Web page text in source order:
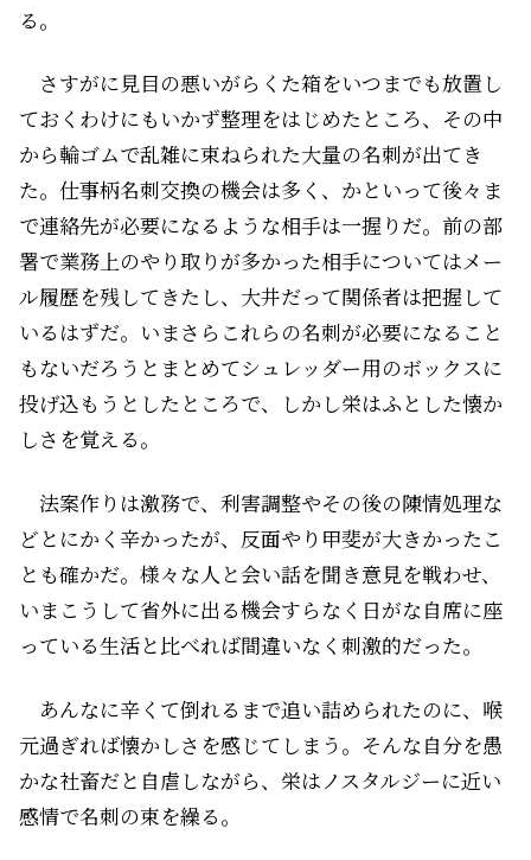
る。
さすがに見目の悪いがらくた箱をいつまでも放置し
ておくわけにもいかず整理をはじめたところ、その中
から輪ゴムで乱雑に束ねられた大量の名刺が出てき
た。仕事柄名刺交換の機会は多く、かといって後々ま
で連絡先が必要になるような相手は一握りだ。前の部
署で業務上のやり取りが多かった相手についてはメー
ル履歴を残してきたし、大井だって関係者は把握して
いるはずだ。いまさらこれらの名刺が必要になること
もないだろうとまとめてシュレッダー用のボックスに
投げ込もうとしたところで、しかし栄はふとした懐か
しさを覚える。
法案作りは激務で、利害調整やその後の陳情処理な
どとにかく辛かったが、反面やり甲斐が大きかったこ
とも確かだ。様々な人と会い話を聞き意見を戦わせ、
いまこうして省外に出る機会すらなく日がな自席に座
っている生活と比べれば間違いなく刺激的だった。
あんなに辛くて倒れるまで追い詰められたのに、喉
元過ぎれば懐かしさを感じてしまう。そんな自分を愚
かな社畜だと自虐しながら、栄はノスタルジーに近い
感情で名刺の束を繰る。